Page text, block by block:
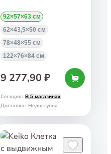
92×57×63 см
62×43,5×50 см
78×48×55 см
122×76×84 см
9 277,90 ₽
Сегодня: В 5 магазинах
Доставка: Недоступна